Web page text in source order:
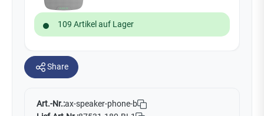
109 Artikel auf Lager
Share
Art.-Nr.:ax-speaker-phone-b